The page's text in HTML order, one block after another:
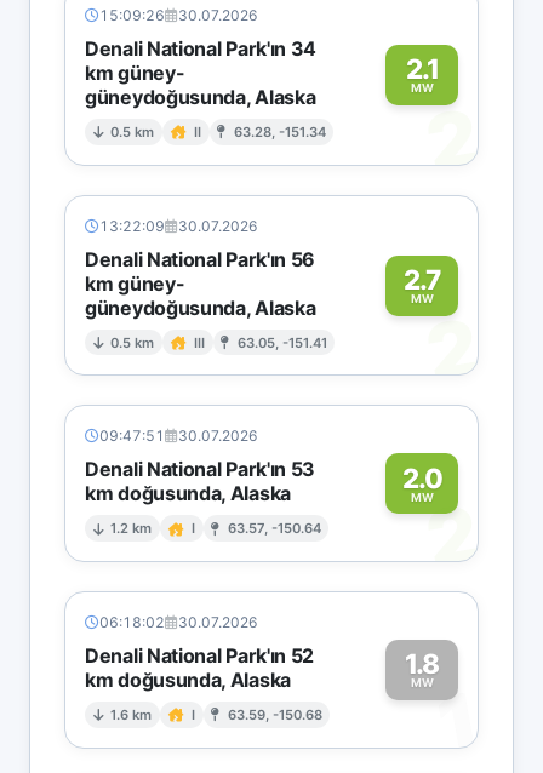
15:09:26 30.07.2026
Denali National Park'ın 34
km güney-
güneydoğusunda, Alaska
0.5 km II 63.28, -151.34
2.1
MW
2
13:22:09 30.07.2026
Denali National Park'ın 56
km güney-
güneydoğusunda, Alaska
0.5 km III 63.05, -151.41
2.7
MW
2
09:47:51 30.07.2026
Denali National Park'ın 53
km doğusunda, Alaska
1.2 km I 63.57, -150.64
2.0
MW2
06:18:02 30.07.2026
Denali National Park'ın 52
km doğusunda, Alaska
1.6 km I 63.59, -150.68
1.8
MW1